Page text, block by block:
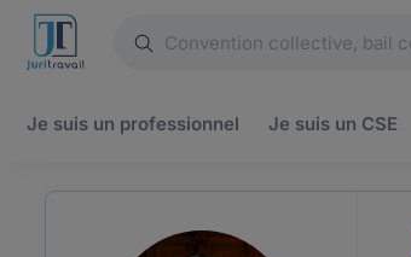
Je suis un professionnel Je suis un CSE